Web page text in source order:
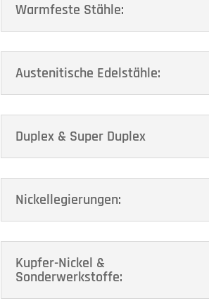
Warmfeste Stähle:
Austenitische Edelstähle:
Duplex & Super Duplex
Nickellegierungen:
Kupfer-Nickel &
Sonderwerkstoffe: